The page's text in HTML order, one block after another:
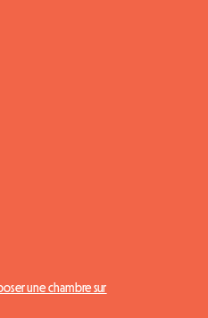
une chambre sur